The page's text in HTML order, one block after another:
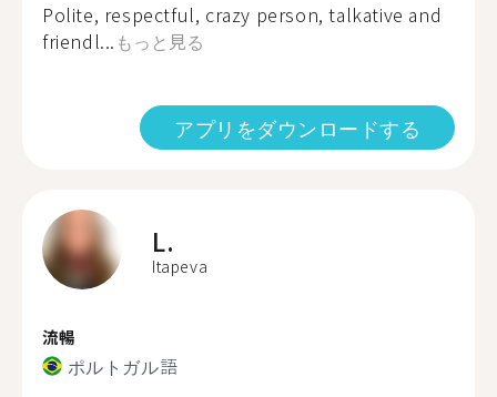
Polite, respectful, crazy person, talkative and
friendl... もっと見る
アプリをダウンロードする
L.
Itapeva
流暢
ポルトガル語